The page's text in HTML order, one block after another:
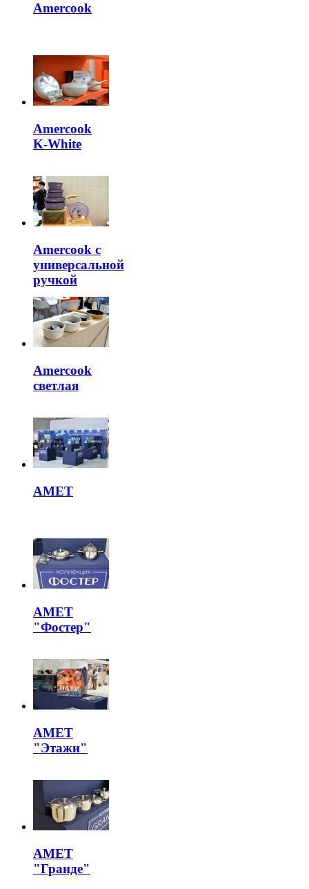
Аmercook
Amercook
K-White
Amercook с
универсальной
ручкой
Amercook
светлая
АМЕТ
АМЕТ
"Фостер"
АМЕТ
"Этажи"
АМЕТ
"Гранде"